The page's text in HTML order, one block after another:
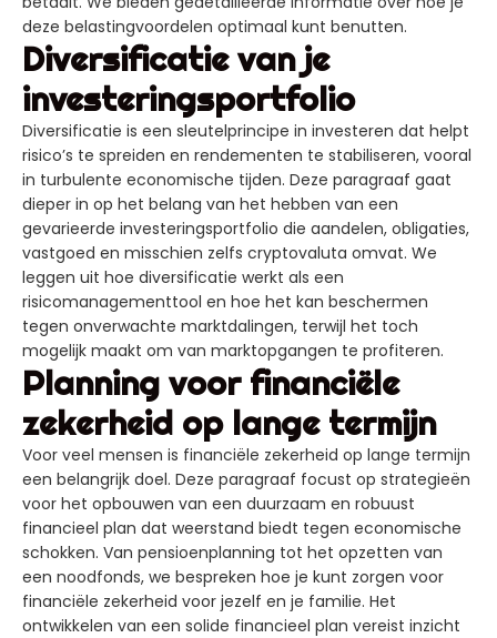
deze belastingvoordelen optimaal kunt benutten.
Diversificatie van je
investeringsportfolio
Diversificatie is een sleutelprincipe in investeren dat helpt
risico’s te spreiden en rendementen te stabiliseren, vooral
in turbulente economische tijden. Deze paragraaf gaat
dieper in op het belang van het hebben van een
gevarieerde investeringsportfolio die aandelen, obligaties,
vastgoed en misschien zelfs cryptovaluta omvat. We
leggen uit hoe diversificatie werkt als een
risicomanagementtool en hoe het kan beschermen
tegen onverwachte marktdalingen, terwijl het toch
mogelijk maakt om van marktopgangen te profiteren.
Planning voor financiële
zekerheid op lange termijn
Voor veel mensen is financiële zekerheid op lange termijn
een belangrijk doel. Deze paragraaf focust op strategieën
voor het opbouwen van een duurzaam en robuust
financieel plan dat weerstand biedt tegen economische
schokken. Van pensioenplanning tot het opzetten van
een noodfonds, we bespreken hoe je kunt zorgen voor
financiële zekerheid voor jezelf en je familie. Het
ontwikkelen van een solide financieel plan vereist inzicht